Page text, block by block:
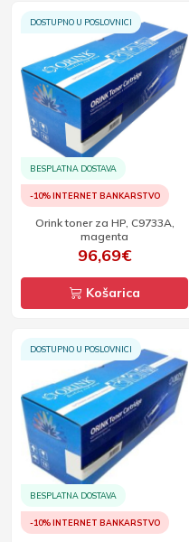
DOSTUPNO U POSLOVNICI
BESPLATNA DOSTAVA
-10% INTERNET BANKARSTVO
Orink toner za HP, C9733A,
magenta
96,69€
Košarica
DOSTUPNO U POSLOVNICI
BESPLATNA DOSTAVA
-10% INTERNET BANKARSTVO